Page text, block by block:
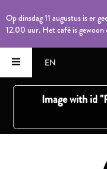
Op dinsdag 11 augustus is er
12.00 uur. Het café is gewoon
EN